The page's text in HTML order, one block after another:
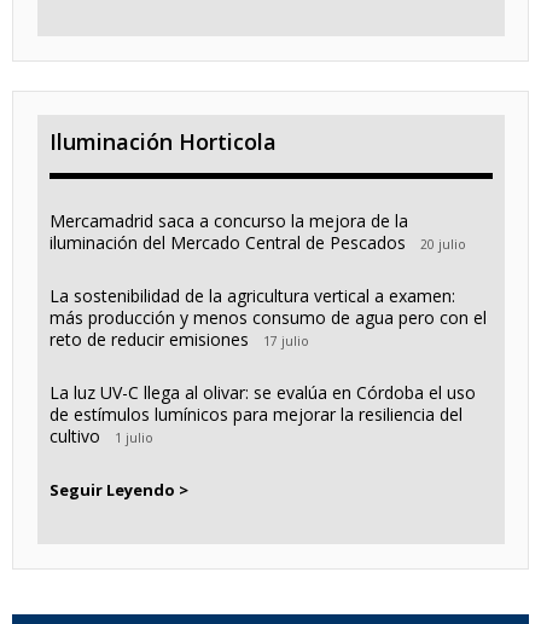
Iluminación Horticola
Mercamadrid saca a concurso la mejora de la
iluminación del Mercado Central de Pescados
20 julio
La sostenibilidad de la agricultura vertical a examen:
más producción y menos consumo de agua pero con el
reto de reducir emisiones
17 julio
La luz UV-C llega al olivar: se evalúa en Córdoba el uso
de estímulos lumínicos para mejorar la resiliencia del
cultivo
1 julio
Seguir Leyendo >